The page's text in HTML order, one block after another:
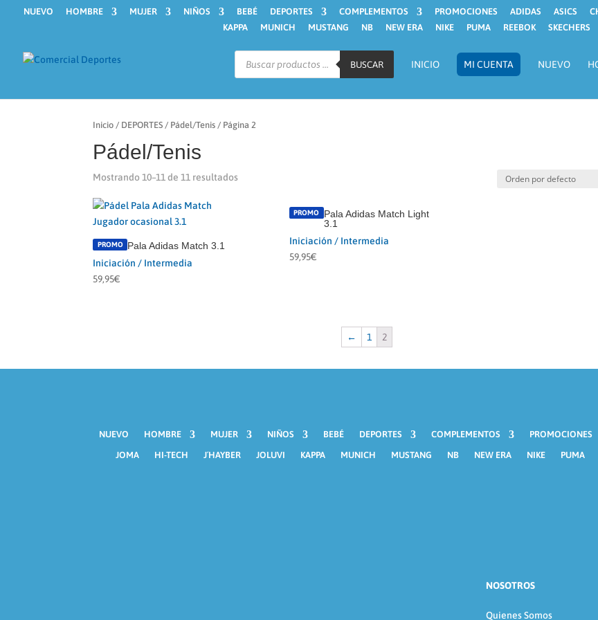
NUEVO HOMBRE MUJER NIÑOS BEBÉ DEPORTES COMPLEMENTOS PROMOCIONES ADIDAS ASICS
KAPPA
MUNICH MUSTANG NB NEW ERA NIKE PUMA REEBOK SKECHERS
Búsqueda
BUSCAR INICIO MI CUENTA NUEVO
Inicio / DEPORTES / Pádel/Tenis / Página 2
Pádel/Tenis
Mostrando 10–11 de 11 resultados
PROMO
Pala Adidas Match 3.1
Iniciación / Intermedia
59,95€
PROMO
Pala Adidas Match Light
3.1
Iniciación / Intermedia
59,95€
← 1 2
NUEVO HOMBRE MUJER NIÑOS BEBÉ DEPORTES COMPLEMENTOS PROMOCIONES
JOMA
HI-TECH J´HAYBER JOLUVI KAPPA MUNICH MUSTANG NB NEW ERA NIKE PUMA
NOSOTROS
Quienes Somos